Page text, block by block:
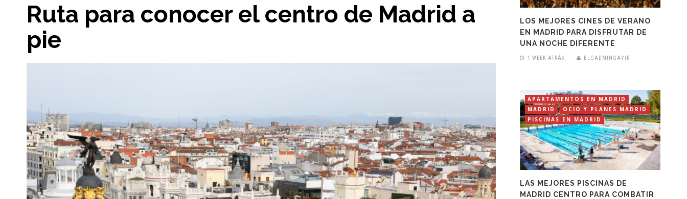
Ruta para conocer el centro de Madrid a
pie
LOS MEJORES CINES DE VERANO
EN MADRID PARA DISFRUTAR DE
UNA NOCHE DIFERENTE
1 WEEK ATRÁS BLGADMINGAVIR
APARTAMENTOS EN MADRID
MADRID
OCIO Y PLANES MADRID
PISCINAS EN MADRID
LAS MEJORES PISCINAS DE
MADRID CENTRO PARA COMBATIR